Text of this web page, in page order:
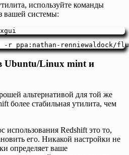
используйте команды
вашей системы:
-r ppa:nathan-renniewaldock/
Ubuntu/Linux mint и
альтернативой для той же
более стабильная утилита, чем
Redshift это то,
его. Никакой настройки не
определяет ваше